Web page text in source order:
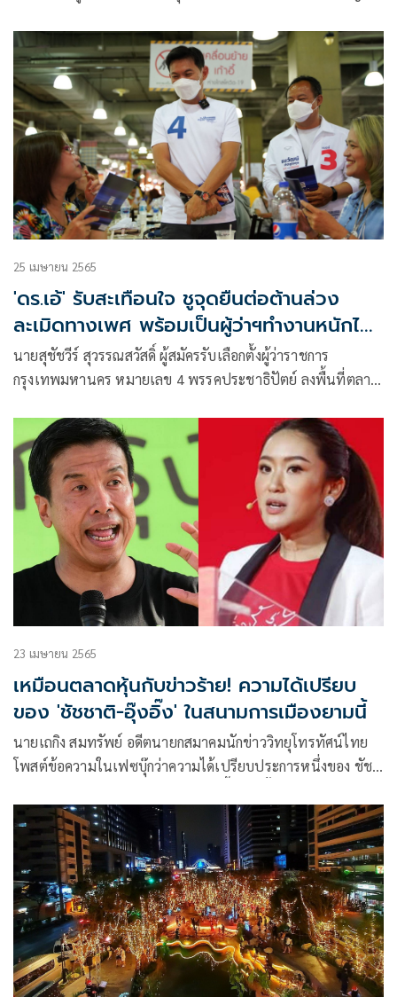
ตลาดบางเขนและพื้นที่ใกล้เคียง
25 เมษายน 2565
'ดร.เอ้' รับสะเทือนใจ ชูจุดยืนต่อต้านล่วง
ละเมิดทางเพศ พร้อมเป็นผู้ว่าฯทำงานหนักไม่
ท้อทุกปัญหา
นายสุชัชวีร์ สุวรรณสวัสดิ์ ผู้สมัครรับเลือกตั้งผู้ว่าราชการ
กรุงเทพมหานคร หมายเลข 4 พรรคประชาธิปัตย์ ลงพื้นที่ตลาด
เดินมาจับจ่ายซื้อของ โดยนายสุชัชวีร์ ให้สัมภาษณ์ถึงกรณีที่มี
กระแสกดดันให้กรรมการบริหารพรรคลาออก
23 เมษายน 2565
เหมือนตลาดหุ้นกับข่าวร้าย! ความได้เปรียบ
ของ​ 'ชัชชาติ-อุ๊งอิ๊ง'​ ในสนามการเมืองยามนี้
นายเถกิง สมทรัพย์ อดีตนายกสมาคมนักข่าววิทยุโทรทัศน์ไทย
โพสต์ข้อความในเฟซบุ๊กว่า​ความได้เปรียบประการหนึ่งของ ชัช
ตลาดหุ้นกับข่าวร้าย..